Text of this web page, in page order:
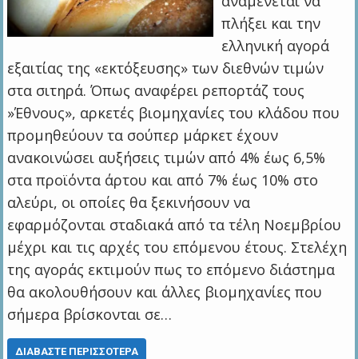
πλήξει και την
ελληνική αγορά
εξαιτίας της «εκτόξευσης» των διεθνών τιµών
στα σιτηρά. Όπως αναφέρει ρεπορτάζ τους
»Έθνους», αρκετές βιοµηχανίες του κλάδου που
προµηθεύουν τα σούπερ µάρκετ έχουν
ανακοινώσει αυξήσεις τιµών από 4% έως 6,5%
στα προϊόντα άρτου και από 7% έως 10% στο
αλεύρι, οι οποίες θα ξεκινήσουν να
εφαρµόζονται σταδιακά από τα τέλη Νοεµβρίου
µέχρι και τις αρχές του επόµενου έτους. Στελέχη
της αγοράς εκτιµούν πως το επόµενο διάστηµα
θα ακολουθήσουν και άλλες βιοµηχανίες που
σήµερα βρίσκονται σε…
ΔΙΑΒΆΣΤΕ ΠΕΡΙΣΣΌΤΕΡΑ